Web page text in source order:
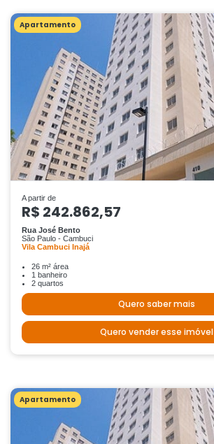
Apartamento
A partir de
R$ 242.862,57
Rua José Bento
São Paulo - Cambuci
Vila Cambuci Inajá
26 m² área
1 banheiro
2 quartos
Quero saber mais
Quero vender esse imóvel
Apartamento